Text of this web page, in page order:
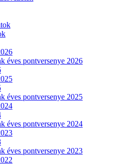
éves pontversenye 2026
éves pontversenye 2025
éves pontversenye 2024
éves pontversenye 2023